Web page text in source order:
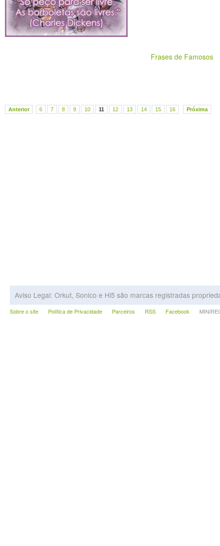
Frases de Famosos
Anterior 6 7 8 9 10 11 12 13 14 15 16 Próxima
Aviso Legal: Orkut, Sonico e Hi5 são marcas registradas
Sobre o site Política de Privacidade Parceiros RSS Facebook